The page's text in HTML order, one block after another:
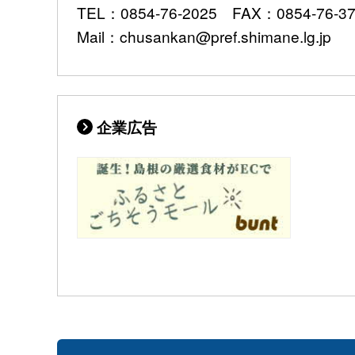
TEL：0854-76-2025 FAX：0854-76-
Mail：chusankan@pref.shimane.lg.jp
企業広告